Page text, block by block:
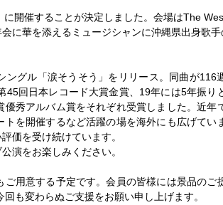
開催することが決定しました。会場はThe
に華を添えるミュージシャンに沖縄県出身歌手
グル「涙そうそう」をリリース。同曲が116
回日本レコード大賞金賞、19年には5年振り
秀アルバム賞をそれぞれ受賞しました。近年
を開催するなど活躍の場を海外にも広げてい
価を受け続けています。
演をお楽しみください。
用意する予定です。会員の皆様には景品のご
も変わらぬご支援をお願い申し上げます。